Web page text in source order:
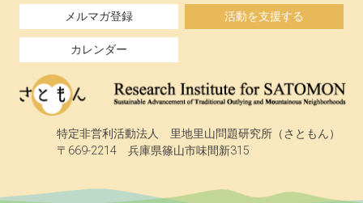
メルマガ登録 活動を支援する
カレンダー
特定非営利活動法人 里地里山問題研究所（さともん）
〒669-2214 兵庫県篠山市味間新315